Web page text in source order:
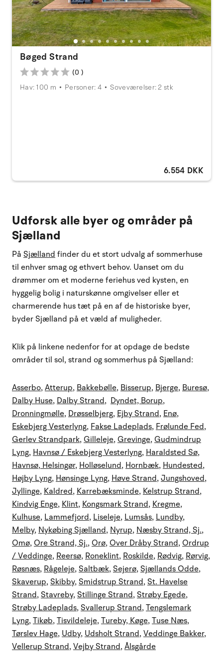
Bøged Strand
(0 )
Hav: 100 m
Personer: 4 Soveværelser: 2 stk
6.554 DKK
Udforsk alle byer og områder på
Sjælland
På Sjælland finder du et stort udvalg af sommerhuse
til enhver smag og ethvert behov. Uanset om du
drømmer om et moderne feriehus ved kysten, en
hyggelig bolig i naturskønne omgivelser eller et
charmerende hus tæt på en af de historiske byer,
byder Sjælland på et væld af muligheder.
Klik på linkene nedenfor for at opdage de bedste
områder til sol, strand og sommerhus på Sjælland:
Asserbo,Atterup, Bakkebølle, Bisserup, Bjerge, Buresø,
Dalby Huse, Dalby Strand, Dyndet, Borup,
Dronningmølle, Drøsselbjerg, Ejby Strand, Enø,
Eskebjerg Vesterlyng, Fakse Ladeplads, Frølunde Fed,
Gerlev Strandpark, Gilleleje, Grevinge, Gudmindrup
Lyng, Havnsø / Eskebjerg Vesterlyng, Haraldsted Sø,
Havnsø, Helsingør, Holløselund, Hornbæk, Hundested,
Højby Lyng, Hønsinge Lyng, Høve Strand,Jungshoved,
Jyllinge, Kaldred, Karrebæksminde, Kelstrup Strand,
Kindvig Enge, Klint, Kongsmark Strand, Kregme,
Kulhuse, Lammefjord, Liseleje, Lumsås, Lundby,
Melby, Nykøbing Sjælland, Nyrup, Næsby Strand, Sj.,
Omø, Ore Strand, Sj., Orø, Over Dråby Strand, Ordrup
/ Veddinge, Reersø, Roneklint, Roskilde, Rødvig, Rørvig,
Røsnæs, Rågeleje,Saltbæk,Sejerø,Sjællands Odde,
Skaverup,Skibby,Smidstrup Strand,St. Havelse
Strand,Stavreby,Stillinge Strand,Strøby Egede,
Strøby Ladeplads,Svallerup Strand,Tengslemark
Lyng,Tikøb,Tisvildeleje,Tureby, Køge,Tuse Næs,
Tørslev Hage, Udby, Udsholt Strand,Veddinge Bakker,
Vellerup Strand,Vejby Strand,Ålsgårde